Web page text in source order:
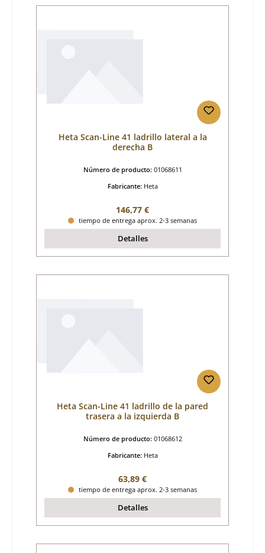
Heta Scan-Line 41 ladrillo lateral a la
derecha B
Número de producto: 01068611
Fabricante: Heta
Precio normal:
146,77 €
tiempo de entrega aprox. 2-3 semanas
Detalles
Heta Scan-Line 41 ladrillo de la pared
trasera a la izquierda B
Número de producto: 01068612
Fabricante: Heta
Precio normal:
63,89 €
tiempo de entrega aprox. 2-3 semanas
Detalles